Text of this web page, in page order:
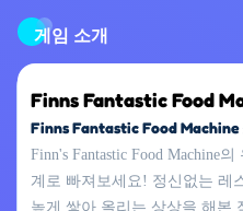
게임 소개
Finns Fantastic Food
Finns Fantastic Food Machine
Finn's Fantastic Food Machine
계로 빠져보세요! 정신없는 레
높게 쌓아 올리는 상상을 해본